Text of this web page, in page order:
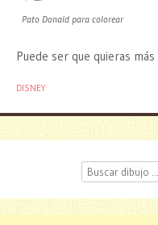
Pato Donald para colorear
Puede ser que quieras más
DISNEY
Buscar